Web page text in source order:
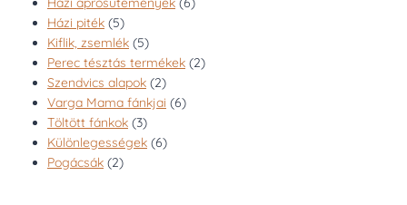
Házi piték 55
termék
Kiflik, zsemlék 55
termék
Perec tésztás termékek 22
Szendvics alapok 22
termék
Varga Mama fánkjai 66
Töltött fánkok 33
termék
Különlegességek 66
Pogácsák 22